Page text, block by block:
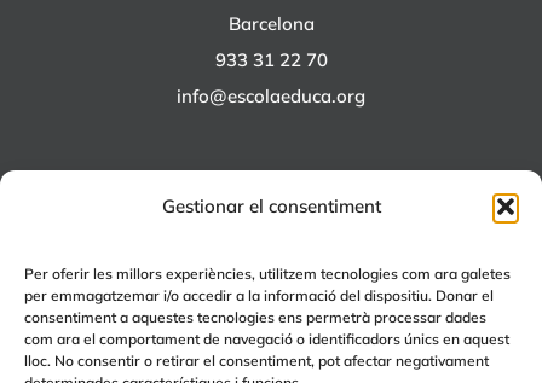
Gestionar el consentiment
Per oferir les millors experiències, utilitzem tecnologies com ara galetes
per emmagatzemar i/o accedir a la informació del dispositiu. Donar el
consentiment a aquestes tecnologies ens permetrà processar dades
com ara el comportament de navegació o identificadors únics en aquest
lloc. No consentir o retirar el consentiment, pot afectar negativament
Barcelona
933 31 22 70
info@escolaeduca.org
+EDUCA
EDUCA Espai Lúdic
EDUCA Serveis